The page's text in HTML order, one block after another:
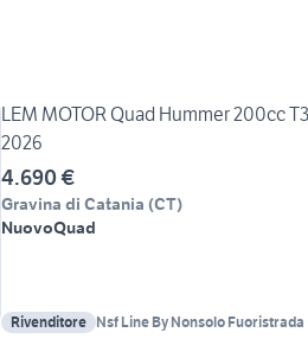
LEM MOTOR Quad Hummer 200cc
2026
4.690 €
Gravina di Catania (CT)
NuovoQuad
Rivenditore Nsf Line By Nonsolo Fuoristrada